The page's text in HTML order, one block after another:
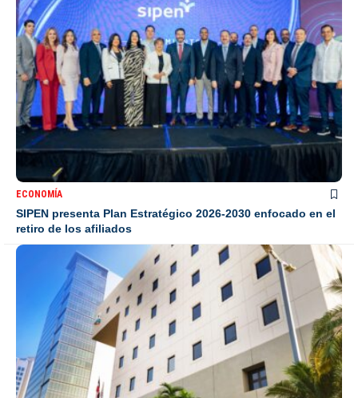
ECONOMÍA
SIPEN presenta Plan Estratégico 2026-2030 enfocado en el
retiro de los afiliados